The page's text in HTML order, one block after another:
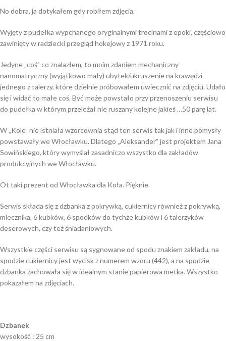
No dobra, ja dotykałem gdy robiłem zdjęcia.
Wyjęty z pudełka wypchanego oryginalnymi trocinami z epoki, częściowo
zawinięty w radziecki przegląd hokejowy z 1971 roku.
Jedyne „coś” co znalazłem, to moim zdaniem mechaniczny
nanomatryczny (wyjątkowo mały) ubytek/ukruszenie na krawędzi
jednego z talerzy, które dzielnie próbowałem uwiecznić na zdjęciu. Udało
się i widać to małe coś. Być może powstało przy przenoszeniu serwisu
do pudełka w którym przeleżał nie ruszany kolejne jakieś …50 parę lat.
W „Kole” nie istniała wzorcownia stąd ten serwis tak jak i inne pomysły
powstawały we Włocławku. Dlatego „Aleksander” jest projektem Jana
Sowińskiego, który wymyślał zasadniczo wszystko dla zakładów
produkcyjnych we Włocławku.
Ot taki prezent od Włocławka dla Koła. Pięknie.
Serwis składa się z dzbanka z pokrywką, cukiernicy również z pokrywką,
mlecznika, 6 kubków, 6 spodków do tychże kubków i 6 talerzyków
deserowych, czy też śniadaniowych.
Wszystkie części serwisu są sygnowane od spodu znakiem zakładu, na
spodzie cukiernicy jest wycisk z numerem wzoru (442), a na spodzie
dzbanka zachowała się w idealnym stanie papierowa metka. Wszystko
pokazałem na zdjęciach.
Dzbanek
wysokość : 25 cm